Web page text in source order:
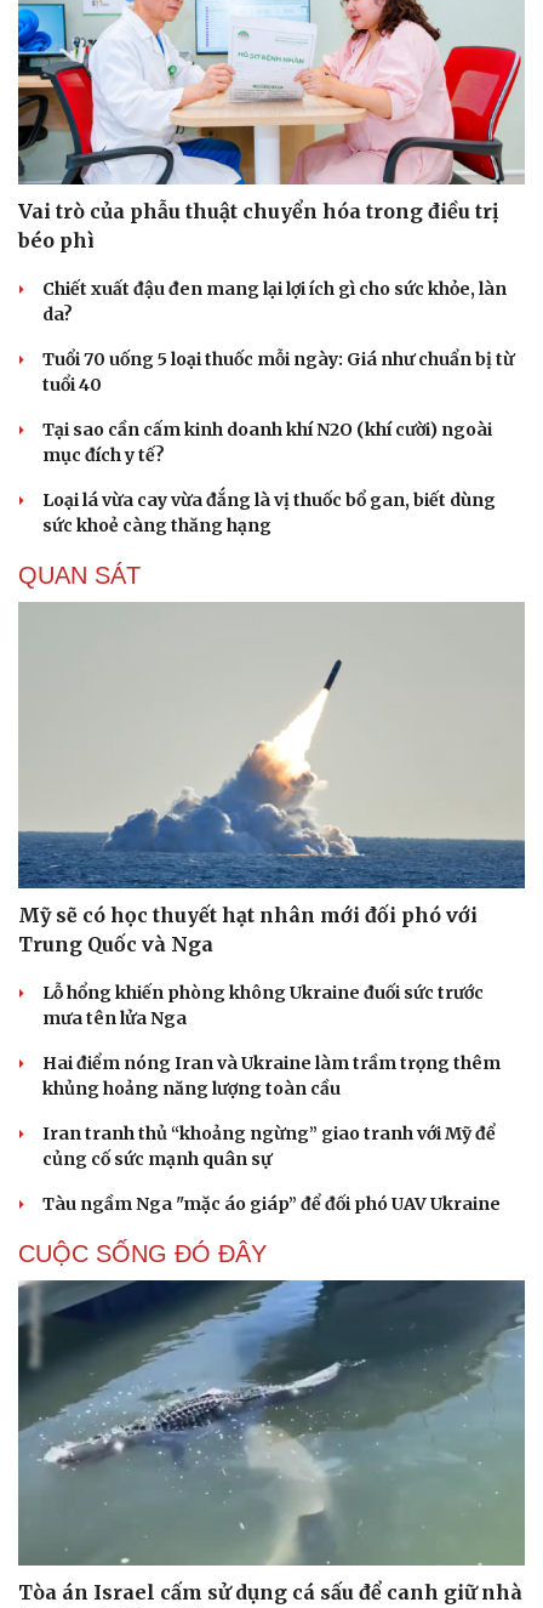
Du lịch
Tư vấn
Săn Tour
check-in
Podcast
Câu chuyện thời sự
Đọc truyện đêm khuya
Hạt giống tâm hồn
Vai trò của phẫu thuật chuyển hóa trong điều trị
béo phì
Chiết xuất đậu đen mang lại lợi ích gì cho sức khỏe, làn
da?
Tuổi 70 uống 5 loại thuốc mỗi ngày: Giá như chuẩn bị từ
tuổi 40
Tại sao cần cấm kinh doanh khí N2O (khí cười) ngoài
mục đích y tế?
Loại lá vừa cay vừa đắng là vị thuốc bổ gan, biết dùng
sức khoẻ càng thăng hạng
QUAN SÁT
Mỹ sẽ có học thuyết hạt nhân mới đối phó với
Trung Quốc và Nga
Lỗ hổng khiến phòng không Ukraine đuối sức trước
mưa tên lửa Nga
Hai điểm nóng Iran và Ukraine làm trầm trọng thêm
khủng hoảng năng lượng toàn cầu
Iran tranh thủ “khoảng ngừng” giao tranh với Mỹ để
củng cố sức mạnh quân sự
Tàu ngầm Nga "mặc áo giáp” để đối phó UAV Ukraine
CUỘC SỐNG ĐÓ ĐÂY
Tòa án Israel cấm sử dụng cá sấu để canh giữ nhà